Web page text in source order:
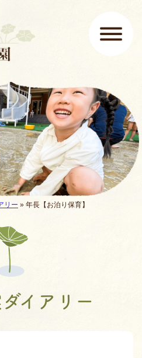
リー » 年長【お泊り保育】
イアリー